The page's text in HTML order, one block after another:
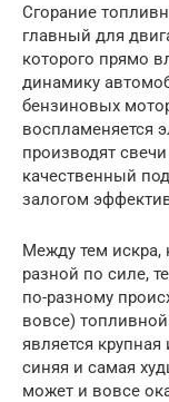
Сгорание
главный для
которого прямо
динамику
бензиновых
воспламеняется
производят
качественный
залогом
Между тем
разной по силе,
по-разному
вовсе)
является крупная
синяя и самая
может и вовсе